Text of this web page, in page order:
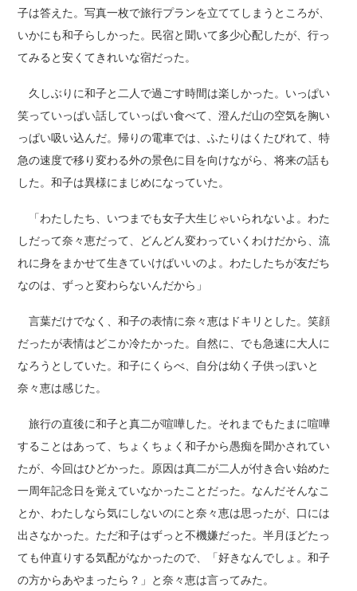
子は答えた。写真一枚で旅行プランを立ててしまうところが、
いかにも和子らしかった。民宿と聞いて多少心配したが、行っ
てみると安くてきれいな宿だった。
久しぶりに和子と二人で過ごす時間は楽しかった。いっぱい
笑っていっぱい話していっぱい食べて、澄んだ山の空気を胸い
っぱい吸い込んだ。帰りの電車では、ふたりはくたびれて、特
急の速度で移り変わる外の景色に目を向けながら、将来の話も
した。和子は異様にまじめになっていた。
「わたしたち、いつまでも女子大生じゃいられないよ。わた
しだって奈々恵だって、どんどん変わっていくわけだから、流
れに身をまかせて生きていけばいいのよ。わたしたちが友だち
なのは、ずっと変わらないんだから」
言葉だけでなく、和子の表情に奈々恵はドキリとした。笑顔
だったが表情はどこか冷たかった。自然に、でも急速に大人に
なろうとしていた。和子にくらべ、自分は幼く子供っぽいと
奈々恵は感じた。
旅行の直後に和子と真二が喧嘩した。それまでもたまに喧嘩
することはあって、ちょくちょく和子から愚痴を聞かされてい
たが、今回はひどかった。原因は真二が二人が付き合い始めた
一周年記念日を覚えていなかったことだった。なんだそんなこ
とか、わたしなら気にしないのにと奈々恵は思ったが、口には
出さなかった。ただ和子はずっと不機嫌だった。半月ほどたっ
ても仲直りする気配がなかったので、「好きなんでしょ。和子
の方からあやまったら？」と奈々恵は言ってみた。